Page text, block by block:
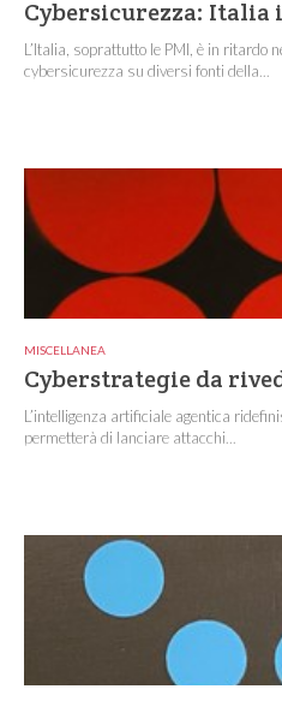
Cybersicurezza: Italia
L’Italia, soprattutto le PMI, è in ritardo
cybersicurezza su diversi fonti della...
MISCELLANEA
Cyberstrategie da
L’intelligenza artificiale agentica
permetterà di lanciare attacchi...